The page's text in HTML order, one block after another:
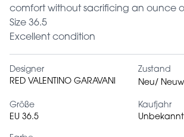
comfort without sacrificing an ounce
Size 36.5
Excellent condition
Designer
RED VALENTINO GARAVANI
Zustand
Neu/
Größe
EU 36.5
Kaufjahr
Unbekannt